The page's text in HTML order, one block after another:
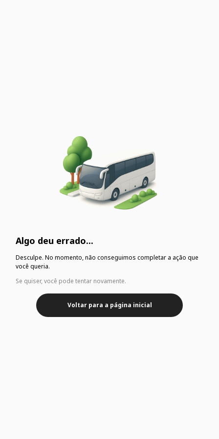
Algo deu errado...
Desculpe. No momento, não conseguimos completar a ação que
você queria.
Se quiser, você pode tentar novamente.
Voltar para a página inicial